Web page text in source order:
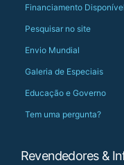
Financiamento Disponível
Pesquisar no site
Envio Mundial
Galeria de Especiais
Educação e Governo
Tem uma pergunta?
Revendedores &